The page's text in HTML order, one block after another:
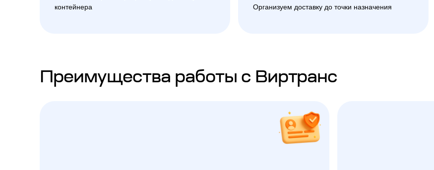
контейнера
Организуем доставку до точки назначения
Преимущества работы с Виртранс